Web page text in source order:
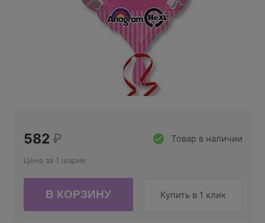
Товар в наличии
582 ₽
Цена за 1 шарик
Купить в 1 клик